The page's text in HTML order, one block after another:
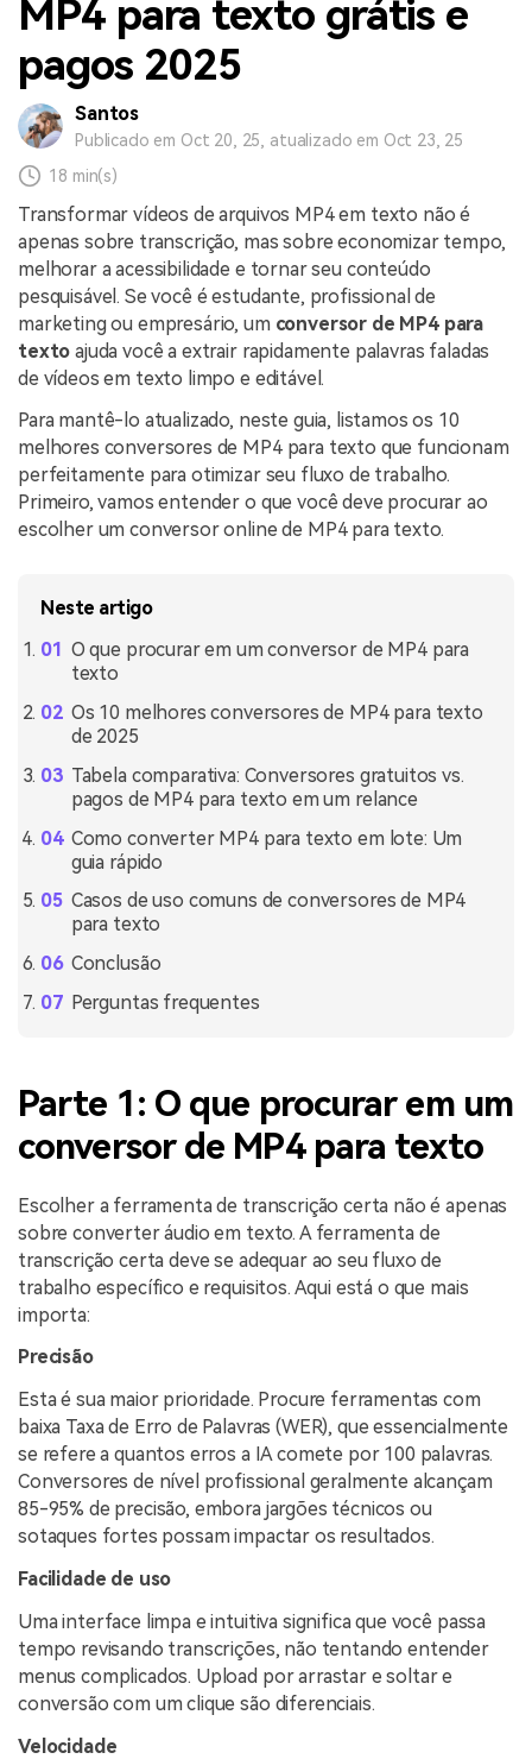
MP4 para texto grátis e
pagos 2025
Santos
Publicado em Oct 20, 25, atualizado em Oct 23, 25
18 min(s)
Transformar vídeos de arquivos MP4 em texto não é
apenas sobre transcrição, mas sobre economizar tempo,
melhorar a acessibilidade e tornar seu conteúdo
pesquisável. Se você é estudante, profissional de
marketing ou empresário, um conversor de MP4 para
texto ajuda você a extrair rapidamente palavras faladas
de vídeos em texto limpo e editável.
Para mantê-lo atualizado, neste guia, listamos os 10
melhores conversores de MP4 para texto que funcionam
perfeitamente para otimizar seu fluxo de trabalho.
Primeiro, vamos entender o que você deve procurar ao
escolher um conversor online de MP4 para texto.
Neste artigo
O que procurar em um conversor de MP4 para
texto
Os 10 melhores conversores de MP4 para texto
de 2025
Tabela comparativa: Conversores gratuitos vs.
pagos de MP4 para texto em um relance
Como converter MP4 para texto em lote: Um
guia rápido
Casos de uso comuns de conversores de MP4
para texto
Conclusão
Perguntas frequentes
Parte 1: O que procurar em um
conversor de MP4 para texto
Escolher a ferramenta de transcrição certa não é apenas
sobre converter áudio em texto. A ferramenta de
transcrição certa deve se adequar ao seu fluxo de
trabalho específico e requisitos. Aqui está o que mais
importa:
Precisão
Esta é sua maior prioridade. Procure ferramentas com
baixa Taxa de Erro de Palavras (WER), que essencialmente
se refere a quantos erros a IA comete por 100 palavras.
Conversores de nível profissional geralmente alcançam
85-95% de precisão, embora jargões técnicos ou
sotaques fortes possam impactar os resultados.
Facilidade de uso
Uma interface limpa e intuitiva significa que você passa
tempo revisando transcrições, não tentando entender
menus complicados. Upload por arrastar e soltar e
conversão com um clique são diferenciais.
Velocidade